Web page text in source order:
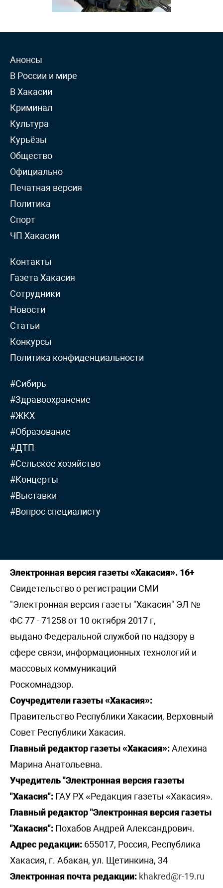
Анонсы
В России и мире
В Хакасии
Криминал
Культура
Курьёзы
Общество
Официально
Печатная версия
Политика
Спорт
ЧП Хакасии
Контакты
Газета Хакасия
Сотрудники
Новости
Статьи
Конкурсы
Политика конфиденциальности
#Сибирь
#Здравоохранение
#ЖКХ
#Образование
#ДТП
#Сельское хозяйство
#Концерты
#Выставки
#Вопрос специалисту
Электронная версия газеты «Хакасия». 16+
Свидетельство о регистрации СМИ
"Электронная версия газеты "Хакасия" ЭЛ №
ФС 77 - 71258 от 10 октября 2017 г,
выдано Федеральной службой по надзору в
сфере связи, информационных технологий и
массовых коммуникаций
Роскомнадзор.
Соучредители газеты «Хакасия»:
Правительство Республики Хакасии, Верховный
Совет Республики Хакасия.
Главный редактор газеты «Хакасия»:Алехина
Марина Анатольевна.
Учредитель "Электронная версия газеты
"Хакасия": ГАУ РХ «Редакция газеты «Хакасия».
Главный редактор "Электронная версия газеты
"Хакасия": Похабов Андрей Александрович.
Адрес редакции: 655017, Россия, Республика
Хакасия, г. Абакан, ул. Щетинкина, 34
Электронная почта редакции: khakred@r-19.ru